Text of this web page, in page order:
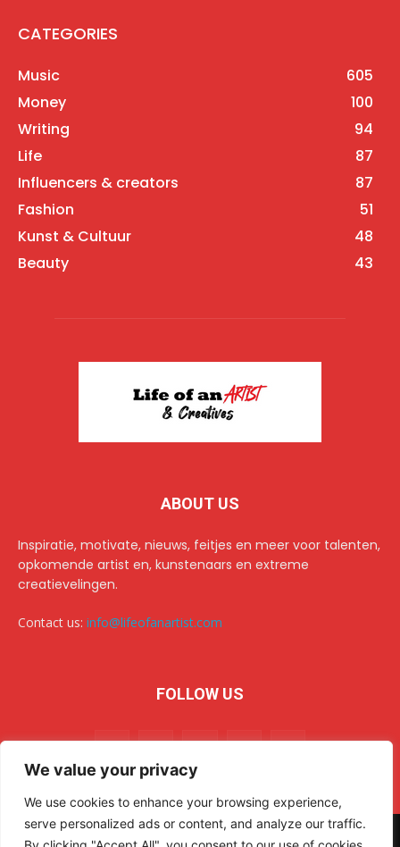
We value your privacy
We use cookies to enhance your browsing experience,
serve personalized ads or content, and analyze our traffic.
CATEGORIES
Music
605
Money
100
Writing
94
Life
87
Influencers & creators
87
Fashion
51
Kunst & Cultuur
48
Beauty
43
ABOUT US
Inspiratie, motivate, nieuws, feitjes en meer voor talenten,
opkomende artist en, kunstenaars en extreme
creatievelingen.
Contact us: info@lifeofanartist.com
FOLLOW US
© 2024 Life of an Artist. All rights reserved.